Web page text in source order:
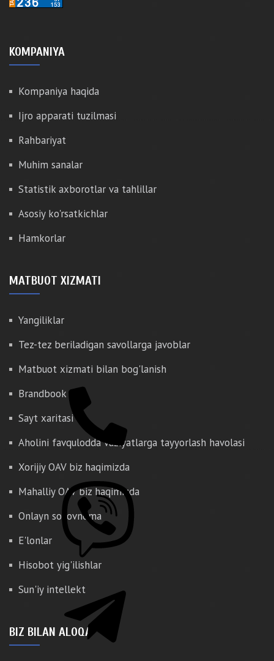
KOMPANIYA
Kompaniya haqida
Ijro apparati tuzilmasi
Rahbariyat
Muhim sanalar
Statistik axborotlar va tahlillar
Asosiy ko'rsatkichlar
Hamkorlar
MATBUOT XIZMATI
Yangiliklar
Tez-tez beriladigan savollarga javoblar
Matbuot xizmati bilan bog'lanish
Brandbook
Sayt xaritasi
Aholini favqulodda vaziyatlarga tayyorlash havolasi
Xorijiy OAV biz haqimizda
Mahalliy OAV biz haqimizda
Onlayn so'rovnoma
E'lonlar
Hisobot yig'ilishlar
Sun'iy intellekt
BIZ BILAN ALOQA